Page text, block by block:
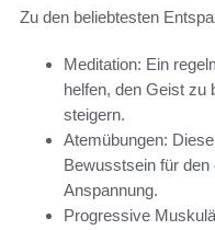
Zu den beliebtesten
Meditation: Ein
helfen, den Geist zu
steigern.
Atemübungen:
Bewusstsein für den
Anspannung.
Progressive